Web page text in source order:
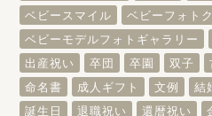
ベビースマイル
ベビーフォト
ベビーモデルフォトギャラリー
出産祝い
卒団 卒園 双子
命名書
成人ギフト 文例 結
誕生日
退職祝い 還暦祝い